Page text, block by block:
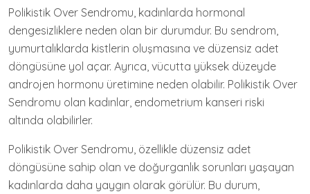
Polikistik Over Sendromu, kadınlarda hormonal
dengesizliklere neden olan bir durumdur. Bu sendrom,
yumurtalıklarda kistlerin oluşmasına ve düzensiz adet
döngüsüne yol açar. Ayrıca, vücutta yüksek düzeyde
androjen hormonu üretimine neden olabilir. Polikistik Over
Sendromu olan kadınlar, endometrium kanseri riski
altında olabilirler.
Polikistik Over Sendromu, özellikle düzensiz adet
döngüsüne sahip olan ve doğurganlık sorunları yaşayan
kadınlarda daha yaygın olarak görülür. Bu durum,